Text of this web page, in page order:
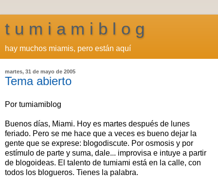
t u m i a m i b l o g
hay muchos miamis, pero están aquí
martes, 31 de mayo de 2005
Tema abierto
Por tumiamiblog
Buenos días, Miami. Hoy es martes después de lunes
feriado. Pero se me hace que a veces es bueno dejar la
gente que se exprese: blogodiscute. Por osmosis y por
estímulo de parte y suma, dale... improvisa e intuye a partir
de blogoideas. El talento de tumiami está en la calle, con
todos los blogueros. Tienes la palabra.